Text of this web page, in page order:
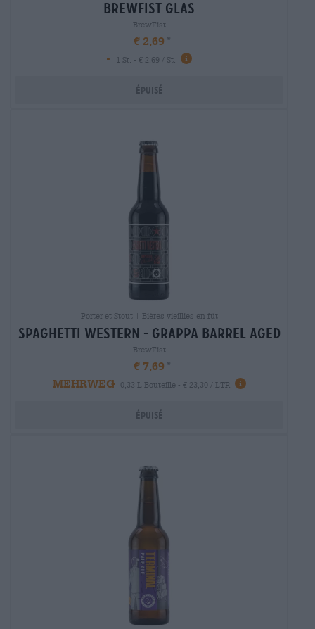
brewfist glas
BrewFist
€ 2,69
-
1 St. - € 2,69 / St.
Épuisé
Porter et Stout | Bières vieillies en fût
spaghetti western - grappa barrel aged
BrewFist
€ 7,69
MEHRWEG
0,33 L Bouteille - € 23,30 / LTR
Épuisé